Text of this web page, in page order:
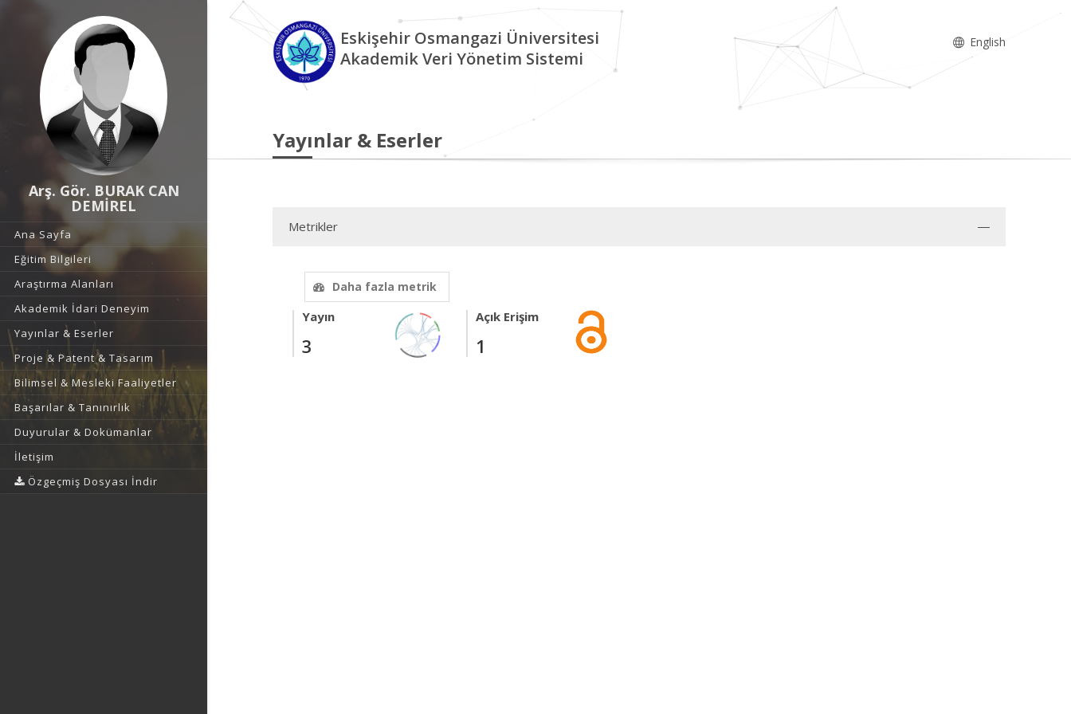
Arş. Gör. BURAK CAN
DEMİREL
Ana Sayfa
Eğitim Bilgileri
Araştırma Alanları
Akademik İdari Deneyim
Yayınlar & Eserler
Proje & Patent & Tasarım
Bilimsel & Mesleki Faaliyetler
Başarılar & Tanınırlık
Duyurular & Dokümanlar
İletişim
Özgeçmiş Dosyası İndir
Eskişehir Osmangazi Üniversitesi
Akademik Veri Yönetim Sistemi
English
Yayınlar & Eserler
Metrikler
Daha fazla metrik
Yayın
3
Açık Erişim
1